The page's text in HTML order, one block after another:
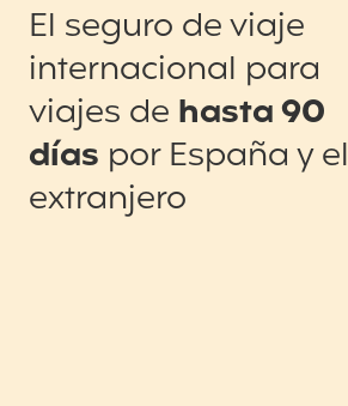
El seguro de viaje
internacional para
viajes de hasta 90
días por España y el
extranjero